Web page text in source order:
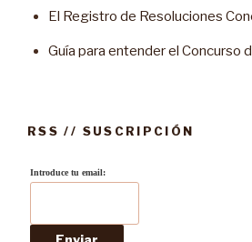
El Registro de Resoluciones
Guía para entender el Concurso
RSS // SUSCRIPCIÓN
Introduce tu email: